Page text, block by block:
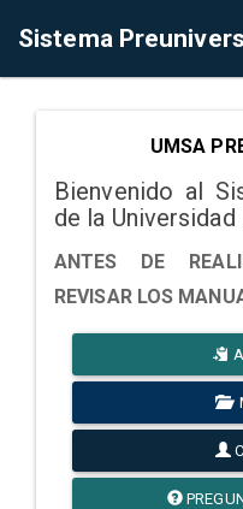
Sistema
UMSA
Bienvenido al
de la
ANTES DE
REVISAR LOS